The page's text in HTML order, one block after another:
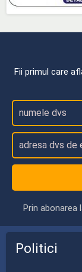
Fii primul care
Prin abonarea
Politici